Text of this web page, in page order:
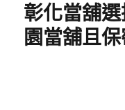
彰化當舖
園當舖且